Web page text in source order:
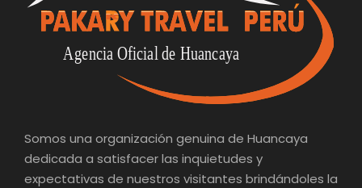
Somos una organización genuina de Huancaya
dedicada a satisfacer las inquietudes y
expectativas de nuestros visitantes brindándoles la